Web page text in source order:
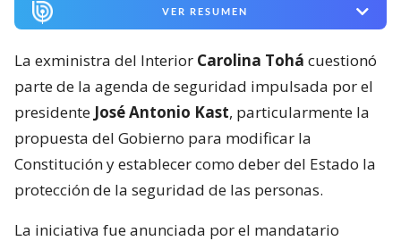
VER RESUMEN
La exministra del Interior Carolina Tohá cuestionó
parte de la agenda de seguridad impulsada por el
presidente José Antonio Kast, particularmente la
propuesta del Gobierno para modificar la
Constitución y establecer como deber del Estado la
protección de la seguridad de las personas.
La iniciativa fue anunciada por el mandatario